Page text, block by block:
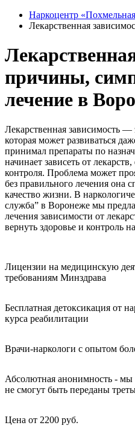
Наркоцентр
Лекарственная
причины,
лечение в
Лекарственная зависимость —
которая может развиваться
принимал препараты по
начинает зависеть от
контроля. Проблема может
без правильного лечения она
качество жизни. В
служба” в Воронеже мы
лечения зависимости от
вернуть здоровье и контроль
Лицензии на медицинскую
требованиям Минздрава
Бесплатная детоксикация от
курса реабилитации
Врачи-наркологи с опытом
Абсолютная анонимность -
не смогут быть переданы
Цена от 2200 руб.